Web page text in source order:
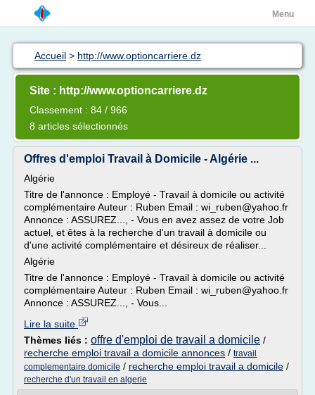
Menu
Accueil > http://www.optioncarriere.dz
Site : http://www.optioncarriere.dz
Classement : 84 / 966
8 articles sélectionnés
Offres d'emploi Travail à Domicile - Algérie ...
Algérie
Titre de l'annonce : Employé - Travail à domicile ou activité
complémentaire Auteur : Ruben Email : wi_ruben@yahoo.fr
Annonce : ASSUREZ..., - Vous en avez assez de votre Job
actuel, et êtes à la recherche d'un travail à domicile ou
d'une activité complémentaire et désireux de réaliser...
Algérie
Titre de l'annonce : Employé - Travail à domicile ou activité
complémentaire Auteur : Ruben Email : wi_ruben@yahoo.fr
Annonce : ASSUREZ..., - Vous...
Lire la suite
Thèmes liés : offre d'emploi de travail a domicile /
recherche emploi travail a domicile annonces / travail
complementaire domicile / recherche emploi travail a domicile /
recherche d'un travail en algerie